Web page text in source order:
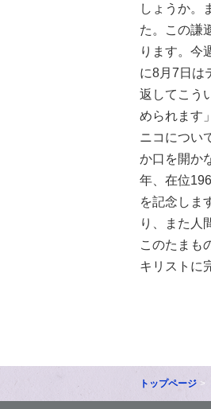
しょうか。
た。この謙
ります。今
に8月7日は
返してこう
められます
ニコについ
か口を開か
年、在位
を記念しま
り、また人
このたまも
キリストに
トップページ